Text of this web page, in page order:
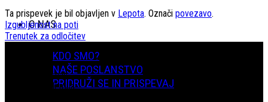
O NAS
KDO SMO?
NAŠE POSLANSTVO
PRIDRUŽI SE IN PRISPEVAJ
Ta prispevek je bil objavljen v Lepota. Označi povezavo.
Izgubljenost na poti
Trenutek za odločitev
Kontaktirajte nas
Pro-act Akademija